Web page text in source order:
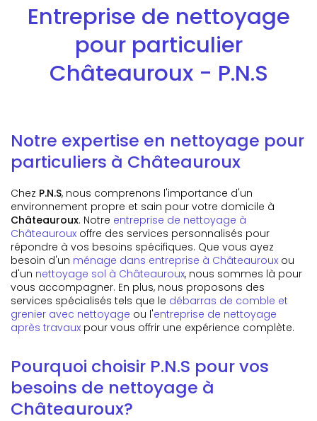
Entreprise de nettoyage
pour particulier
Châteauroux - P.N.S
Notre expertise en nettoyage pour
particuliers à Châteauroux
Chez P.N.S, nous comprenons l'importance d'un
environnement propre et sain pour votre domicile à
Châteauroux. Notre entreprise de nettoyage à
Châteauroux offre des services personnalisés pour
répondre à vos besoins spécifiques. Que vous ayez
besoin d'un ménage dans entreprise à Châteauroux ou
d'un nettoyage sol à Châteauroux, nous sommes là pour
vous accompagner. En plus, nous proposons des
services spécialisés tels que le débarras de comble et
grenier avec nettoyage ou l'entreprise de nettoyage
après travaux pour vous offrir une expérience complète.
Pourquoi choisir P.N.S pour vos
besoins de nettoyage à
Châteauroux?